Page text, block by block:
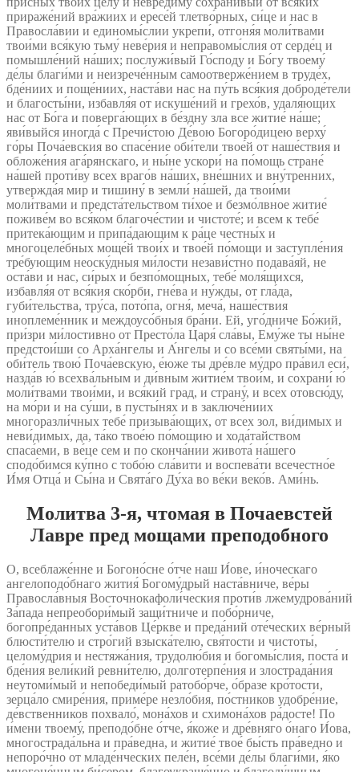
прираже́ний вра́жиих и ересе́й тлетво́рных, си́це и нас в
Правосла́вии и единомы́слии укрепи́, отгоня́я моли́твами
твои́ми вся́кую тьму́ неве́рия и неправомы́слия от серде́ц и
помышле́ний на́ших; послужи́вый Го́споду и Бо́гу твоему́
де́лы благи́ми и неизрече́нным самоотверже́нием в труде́х,
бде́ниих и поще́ниих, наста́ви нас на пу́ть вся́кия доброде́тели
и благосты́ни, избавля́я от искуше́ний и грехо́в, удаля́ющих
нас от Бо́га и поверга́ющих в бе́здну зла все житие́ на́ше;
яви́выйся иногда́ с Пречи́стою Де́вою Богоро́дицею верху́
го́ры Поча́евския во спасе́ние оби́тели твое́й от наше́ствия и
обложе́ния ага́рянскаго, и ны́не ускори́ на по́мощь стране́
на́шей проти́ву всех враго́в на́ших, вне́шних и вну́тренних,
утвержда́я мир и тишину́ в земли́ на́шей, да твои́ми
моли́твами и предста́тельством ти́хое и безмо́лвное житие́
поживе́м во вся́ком благоче́стии и чистоте́; и всем к тебе́
притека́ющим и припа́дающим к ра́це честны́х и
многоцеле́бных моще́й твои́х и твое́й по́мощи и заступле́ния
тре́бующим неоску́дныя ми́лости незави́стно подава́яй, не
оста́ви и нас, си́рых и безпо́мощных, тебе́ моля́щихся,
избавля́я от вся́кия ско́рби, гне́ва и ну́жды, от гла́да,
губи́тельства, тру́са, пото́па, огня́, меча́, наше́ствия
иноплеме́нник и междоусо́бныя бра́ни. Ей, уго́дниче Бо́жий,
при́зри ми́лостивно от Престо́ла Царя́ сла́вы, Ему́же ты ны́не
предстои́ши со Арха́нгелы и А́нгелы и со все́ми святы́ми, на
оби́тель твою́ Поча́евскую, е́юже ты дре́вле му́дро пра́вил еси́,
назда́в ю́ всехва́льным и ди́вным житие́м твои́м, и сохрани́ ю́
моли́твами твои́ми, и вся́кий град, и страну́, и всех отовсю́ду,
на мо́ри и на су́ши, в пусты́нях и в заключе́ниих
многоразли́чных тебе́ призыва́ющих, от всех зол, ви́димых и
неви́димых, да, та́ко твое́ю по́мощию и хода́тайством
спаса́еми, в ве́це сем и по сконча́нии живота́ на́шего
сподо́бимся ку́пно с тобо́ю сла́вити и воспева́ти всечестно́е
И́мя Отца́ и Сы́на и Свята́го Ду́ха во ве́ки веко́в. Ами́нь.
Молитва 3‑я, чтомая в Почаевстей
Лавре пред мощами преподобного
О, всеблаже́нне и Богоно́сне о́тче наш И́ове, и́ноческаго
ангелоподо́бнаго жития́ Богому́дрый наста́вниче, ве́ры
Правосла́вныя Восточнокафоли́ческия проти́в лжемудрова́ний
За́пада непреобори́мый защи́тниче и побо́рниче,
богопре́данных уста́вов Це́ркве и преда́ний оте́ческих ве́рный
блюсти́телю и стро́гий взыска́телю, свя́тости и чистоты́,
целому́дрия и нестяжа́ния, трудолю́бия и богомы́слия, поста́ и
бде́ния вели́кий ревни́телю, долготерпе́ния и злострада́ния
неутоми́мый и непобеди́мый ратобо́рче, о́бразе кро́тости,
зерца́ло смире́ния, приме́ре незло́бия, по́стников удобре́ние,
де́вственников похвало́, мона́хов и схимона́хов ра́досте! По
и́мени твоему́, преподо́бне о́тче, я́коже и дре́вняго о́наго И́ова,
многострада́льна и пра́ведна, и житие́ твое́ бы́сть пра́ведно и
непоро́чно от младе́нческих пеле́н, все́ми де́лы благи́ми, я́ко